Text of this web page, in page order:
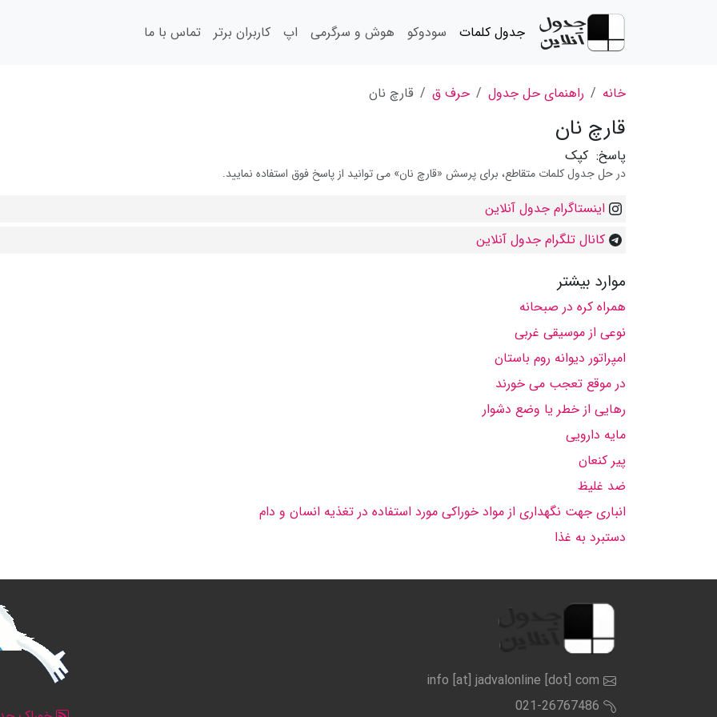
جدول کلمات سودوکو هوش و سرگرمی اپ کاربران برتر تماس با ما
خانه راهنمای حل جدول حرف ق قارچ نان
قارچ نان
پاسخ: کپک
در حل جدول کلمات متقاطع، برای پرسش «قارچ نان» می توانید از پاسخ فوق استفاده نمایید.
اینستاگرام جدول آنلاین
کانال تلگرام جدول آنلاین
موارد بیشتر
همراه كره در صبحانه
نوعی از موسیقی غربی
امپراتور دیوانه روم باستان
در موقع تعجب می خورند
رهایی از خطر یا وضع دشوار
مایه دارویی
پیر كنعان
ضد غلیظ
انباری جهت نگهداری از مواد خوراكی مورد استفاده در تغذیه انسان و دام
دستبرد به غذا
info [at] jadvalonline [dot] com
021-26767486